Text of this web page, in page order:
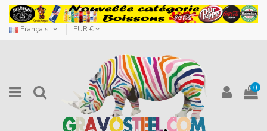
Français EUR €
0